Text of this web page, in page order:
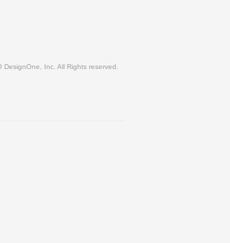
DesignOne, Inc. All Rights reserved.